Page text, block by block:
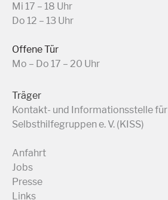
Mi 17 – 18 Uhr
Do 12 – 13 Uhr
Offene Tür
Mo – Do 17 – 20 Uhr
Träger
Kontakt- und Informationsstelle für
Selbsthilfegruppen e. V. (KISS)
Anfahrt
Jobs
Presse
Links